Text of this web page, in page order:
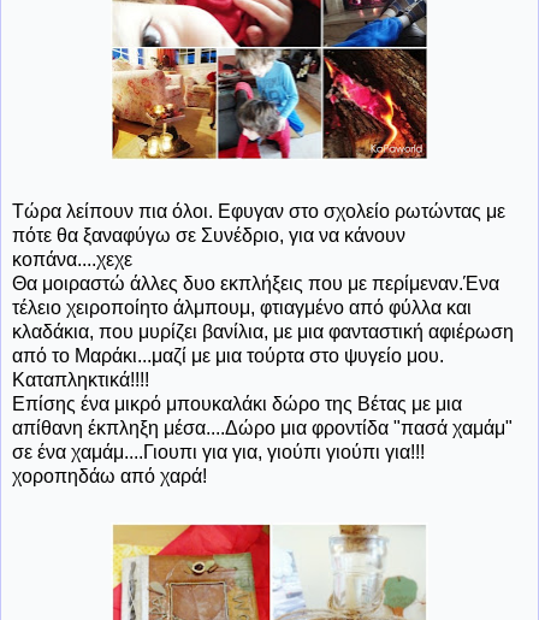
Τώρα λείπουν πια όλοι. Εφυγαν στο σχολείο ρωτώντας με
πότε θα ξαναφύγω σε Συνέδριο, για να κάνουν
κοπάνα....χεχε
Θα μοιραστώ άλλες δυο εκπλήξεις που με περίμεναν.Ένα
τέλειο χειροποίητο άλμπουμ, φτιαγμένο από φύλλα και
κλαδάκια, που μυρίζει βανίλια, με μια φανταστική αφιέρωση
από το Μαράκι...μαζί με μια τούρτα στο ψυγείο μου.
Καταπληκτικά!!!!
Επίσης ένα μικρό μπουκαλάκι δώρο της Βέτας με μια
απίθανη έκπληξη μέσα....Δώρο μια φροντίδα "πασά χαμάμ"
σε ένα χαμάμ....Γιουπι για για, γιούπι γιούπι για!!!
χοροπηδάω από χαρά!